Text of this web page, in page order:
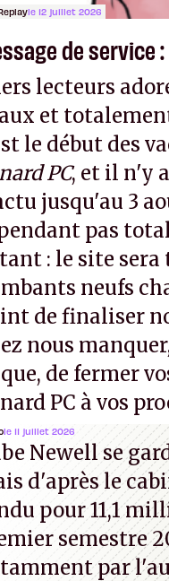
le 12 juillet 2026
de service
lecteurs
et
le début des
PC, et il n'y
jusqu'au 3
pas
: le site
neufs
de finaliser
nous
de fermer
PC à vos
que vous
ER.
le 11 juillet 2026
Newell se
d'après le
pour 11,1
semestre
par